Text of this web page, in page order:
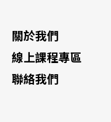
關於我們
線上課程專區
聯絡我們